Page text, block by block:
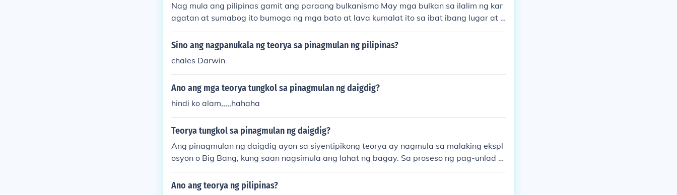
Nag mula ang pilipinas gamit ang paraang bulkanismo May mga bulkan sa ilalim ng kar
agatan at sumabog ito bumoga ng mga bato at lava kumalat ito sa ibat ibang lugar at y
on ang teorya sa pinagmulan ng pilipinas.nanag dadagdag ng lupa sa pilipinas ....
Sino ang nagpanukala ng teorya sa pinagmulan ng pilipinas?
chales Darwin
Ano ang mga teorya tungkol sa pinagmulan ng daigdig?
hindi ko alam,,,,,hahaha
Teorya tungkol sa pinagmulan ng daigdig?
Ang pinagmulan ng daigdig ayon sa siyentipikong teorya ay nagmula sa malaking ekspl
osyon o Big Bang, kung saan nagsimula ang lahat ng bagay. Sa proseso ng pag-unlad n
g daigdig, nabuo ang mga planeta at iba't ibang anyo ng buhay. Ito ang pangunahing te
orya ng siyensya hinggil sa pinagmulan ng daigdig.
Ano ang teorya ng pilipinas?